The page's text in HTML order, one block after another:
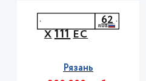
Х111ЕС
62
Рязань